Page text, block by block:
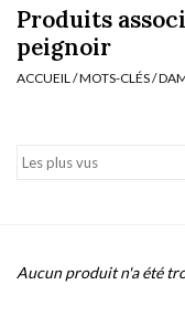
vêtements de nuit
Badmode
Produits
peignoir
ACCUEIL /MOTS-CLÉS/
Aucun produit n'a été